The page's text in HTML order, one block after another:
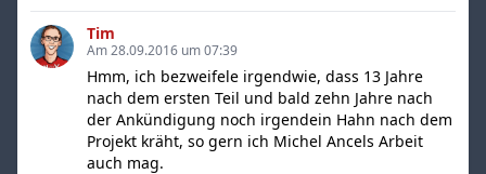
Tim
Am 28.09.2016 um 07:39
Hmm, ich bezweifele irgendwie, dass 13 Jahre
nach dem ersten Teil und bald zehn Jahre nach
der Ankündigung noch irgendein Hahn nach dem
Projekt kräht, so gern ich Michel Ancels Arbeit
auch mag.